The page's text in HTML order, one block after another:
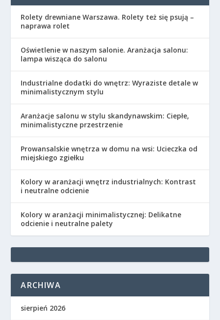
Rolety drewniane Warszawa. Rolety też się psują –
naprawa rolet
Oświetlenie w naszym salonie. Aranżacja salonu:
lampa wisząca do salonu
Industrialne dodatki do wnętrz: Wyraziste detale w
minimalistycznym stylu
Aranżacje salonu w stylu skandynawskim: Ciepłe,
minimalistyczne przestrzenie
Prowansalskie wnętrza w domu na wsi: Ucieczka od
miejskiego zgiełku
Kolory w aranżacji wnętrz industrialnych: Kontrast
i neutralne odcienie
Kolory w aranżacji minimalistycznej: Delikatne
odcienie i neutralne palety
ARCHIWA
sierpień 2026